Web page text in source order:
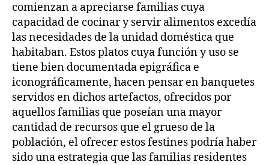
comienzan a apreciarse familias cuya
capacidad de cocinar y servir alimentos excedía
las necesidades de la unidad doméstica que
habitaban. Estos platos cuya función y uso se
tiene bien documentada epigráfica e
iconográficamente, hacen pensar en banquetes
servidos en dichos artefactos, ofrecidos por
aquellos familias que poseían una mayor
cantidad de recursos que el grueso de la
población, el ofrecer estos festines podría haber
sido una estrategia que las familias residentes